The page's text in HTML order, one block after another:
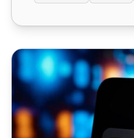
Koks yra geriausias AI